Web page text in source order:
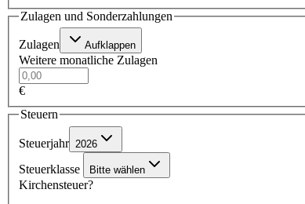
Zulagen und Sonderzahlungen
Zulagen Aufklappen
Weitere monatliche Zulagen
€
Steuern
Steuerjahr 2026
Steuerklasse Bitte wählen
Kirchensteuer?